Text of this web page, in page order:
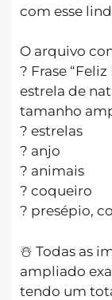
com esse
O arquivo
? Frase
estrela de
tamanho
? estrelas
? anjo
? animais
? coqueiro
? presépio,
☃️ Todas as
ampliado
tendo um